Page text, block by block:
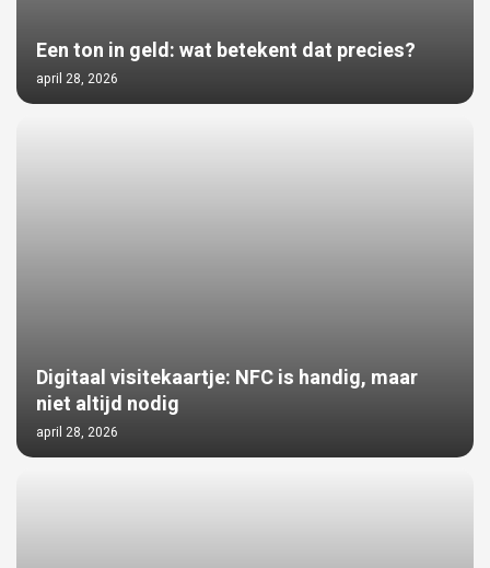
Een ton in geld: wat betekent dat precies?
april 28, 2026
Digitaal visitekaartje: NFC is handig, maar
niet altijd nodig
april 28, 2026